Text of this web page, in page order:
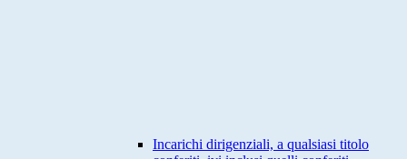
Incarichi dirigenziali, a qualsiasi titolo